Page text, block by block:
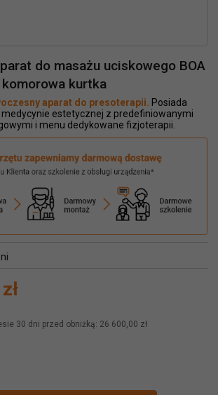
do masażu uciskowego BOA
kurtka
aparat do presoterapii. Posiada
estetycznej z predefiniowanymi
i menu dedykowane fizjoterapii.
30 dni przed obniżką: 26 600,00 zł